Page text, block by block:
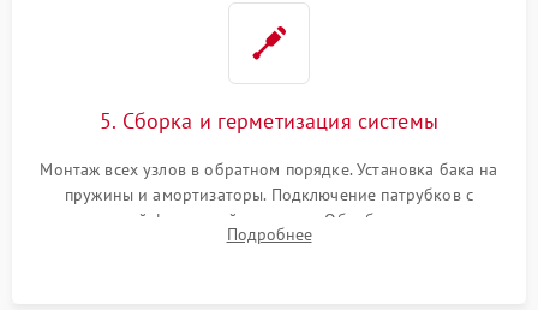
5. Сборка и герметизация системы
Монтаж всех узлов в обратном порядке. Установка бака на
пружины и амортизаторы. Подключение патрубков с
надежной фиксацией хомутами. Обработка стыков
герметиком для предотвращения возможных протечек воды.
Подробнее